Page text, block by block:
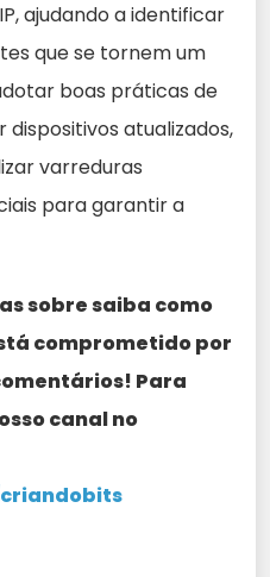
ajudando a identificar
que se tornem um
boas práticas de
atualizados,
varreduras
para garantir a
sobre saiba como
comprometido por
Para
canal no